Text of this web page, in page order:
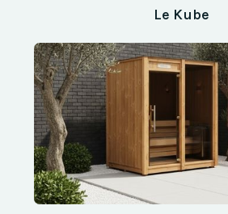
Le Kube